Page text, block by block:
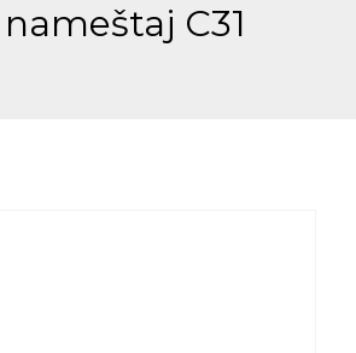
C31